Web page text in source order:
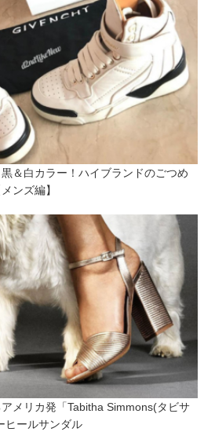
＆白カラー！ハイブランドのごつめ
ンズ編】
メリカ発「Tabitha Simmons(タビサ
ヒールサンダル